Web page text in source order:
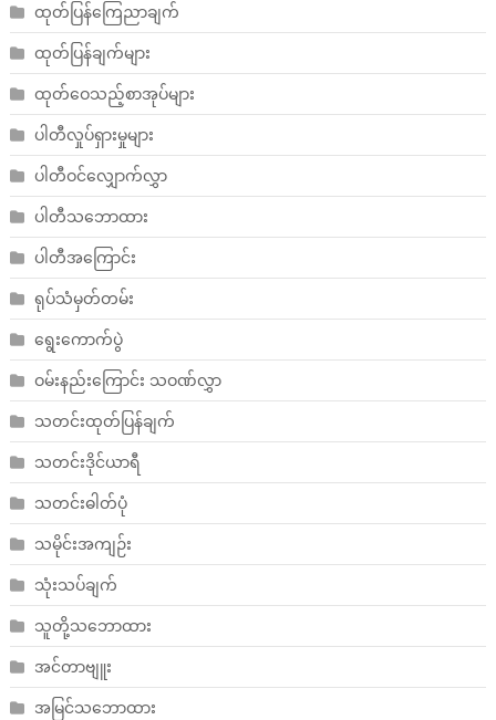
ထုတ်ပြန်ကြေညာချက်
ထုတ်ပြန်ချက်များ
ထုတ်ဝေသည့်စာအုပ်များ
ပါတီလှုပ်ရှားမှုများ
ပါတီဝင်လျှောက်လွှာ
ပါတီသဘောထား
ပါတီအကြောင်း
ရုပ်သံမှတ်တမ်း
ရွေးကောက်ပွဲ
ဝမ်းနည်းကြောင်း သဝဏ်လွှာ
သတင်းထုတ်ပြန်ချက်
သတင်းဒိုင်ယာရီ
သတင်းဓါတ်ပုံ
သမိုင်းအကျဉ်း
သုံးသပ်ချက်
သူတို့သဘောထား
အင်တာဗျူး
အမြင်သဘောထား